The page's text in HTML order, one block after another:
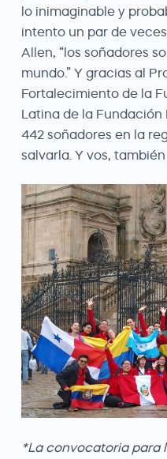
lo inimaginable y
intento un par de
Allen, “los soñadores
mundo.” Y gracias al
Fortalecimiento de la
Latina de la Fundación
442 soñadores en la
salvarla. Y vos,
*La convocatoria para